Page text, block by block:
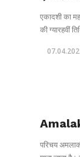
एकादशी का
की ग्यारहवीं
परिचय